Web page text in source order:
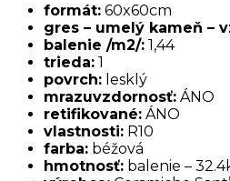
formát: 60x60cm
gres – umelý kameň –
balenie /m2/: 1,44
trieda: 1
povrch: lesklý
mrazuvzdornosť: ÁNO
retifikované: ÁNO
vlastnosti: R10
farba: béžová
hmotnosť: balenie –